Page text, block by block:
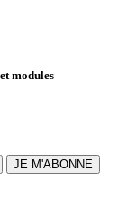
modules
JE M'ABONNE